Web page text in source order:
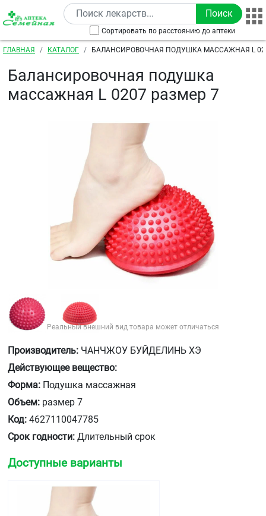
Перейти к основному содержанию
Сортировать по расстоянию до аптеки
Строка навигации
ГЛАВНАЯ КАТАЛОГ БАЛАНСИРОВОЧНАЯ ПОДУШКА МАССАЖНАЯ L
Балансировочная подушка
массажная L 0207 размер 7
Реальный внешний вид товара может отличаться
Производитель: ЧАНЧЖОУ БУЙДЕЛИНЬ ХЭ
Действующее вещество:
Форма: Подушка массажная
Объем: размер 7
Код: 4627110047785
Срок годности: Длительный срок
Доступные варианты